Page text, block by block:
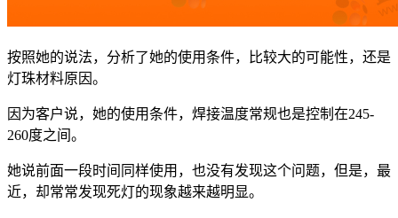
按照她的说法，分析了她的使用条件，比较大的可能性，还是
灯珠材料原因。
因为客户说，她的使用条件，焊接温度常规也是控制在245-
260度之间。
她说前面一段时间同样使用，也没有发现这个问题，但是，最
近，却常常发现死灯的现象越来越明显。